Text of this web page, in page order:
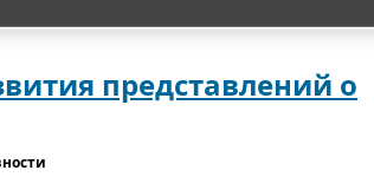
представлений о